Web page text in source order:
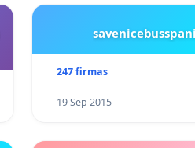
247 firmas
19 Sep 2015